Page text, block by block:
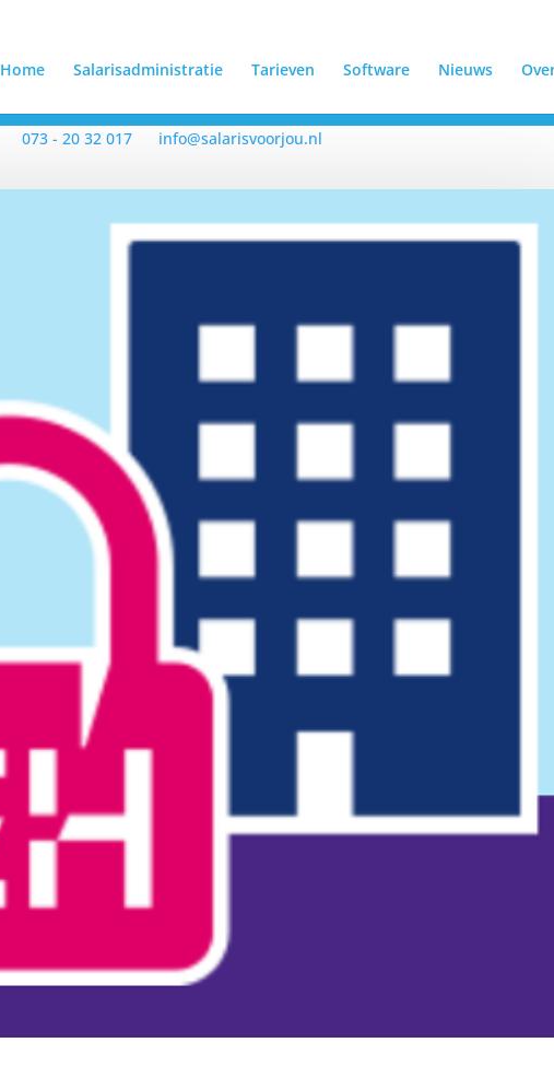
073 - 20 32 017 info@salarisvoorjou.nl
Home Salarisadministratie Tarieven Software Nieuws